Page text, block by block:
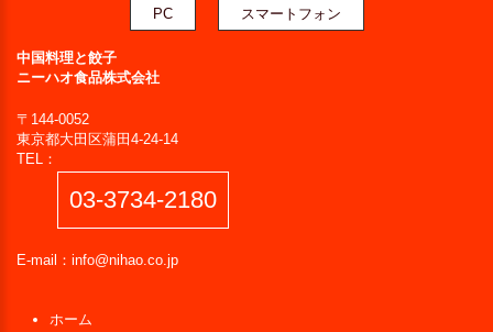
PC スマートフォン
中国料理と餃子
ニーハオ食品株式会社
〒144-0052
東京都大田区蒲田4-24-14
TEL：
03-3734-2180
E-mail： info@nihao.co.jp
ホーム